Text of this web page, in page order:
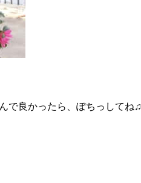
で良かったら、ぽちっしてね♫